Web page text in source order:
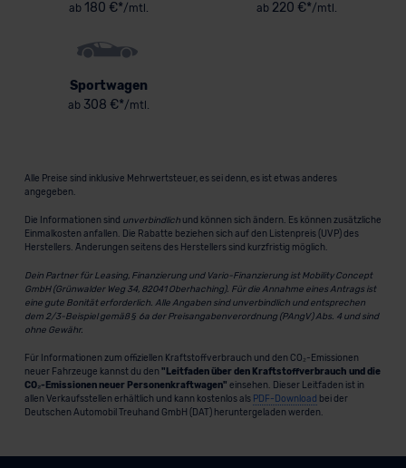
ab 180 €*/mtl. ab 220 €*/mtl.
Sportwagen
ab 308 €*/mtl.
Alle Preise sind inklusive Mehrwertsteuer, es sei denn, es ist etwas anderes
angegeben.
Die Informationen sind unverbindlichund können sich ändern. Es können zusätzliche
Einmalkosten anfallen. Die Rabatte beziehen sich auf den Listenpreis (UVP) des
Herstellers. Änderungen seitens des Herstellers sind kurzfristig möglich.
Dein Partner für Leasing, Finanzierung und Vario-Finanzierung ist Mobility Concept
GmbH (Grünwalder Weg 34, 82041 Oberhaching). Für die Annahme eines Antrags ist
eine gute Bonität erforderlich. Alle Angaben sind unverbindlich und entsprechen
dem 2/3-Beispiel gemäß § 6a der Preisangabenverordnung (PAngV) Abs. 4 und sind
ohne Gewähr.
Für Informationen zum offiziellen Kraftstoffverbrauch und den CO₂-Emissionen
neuer Fahrzeuge kannst du den "Leitfaden über den Kraftstoffverbrauch und die
CO₂-Emissionen neuer Personenkraftwagen" einsehen. Dieser Leitfaden ist in
allen Verkaufsstellen erhältlich und kann kostenlos als PDF-Download bei der
Deutschen Automobil Treuhand GmbH (DAT) heruntergeladen werden.